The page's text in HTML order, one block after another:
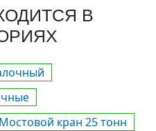
В
Мостовой кран 25 тонн